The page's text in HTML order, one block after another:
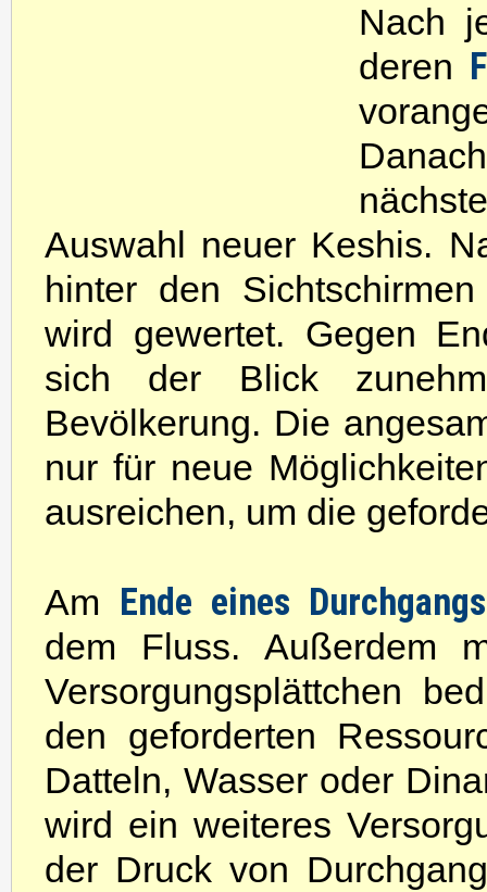
Nach
deren
Auswahl neuer Keshis.
hinter den
wird gewertet. Gegen
sich der Blick
Bevölkerung. Die
nur für neue
ausreichen, um die
Am Ende eines Durchgangs
dem Fluss. Außerdem
Versorgungsplättchen
den geforderten
Datteln, Wasser oder
wird ein weiteres
der Druck von